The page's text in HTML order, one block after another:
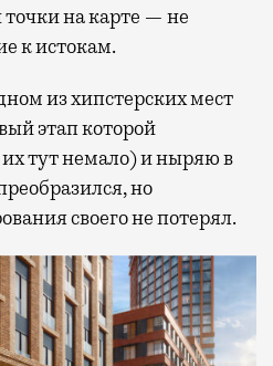
на карте — не
к истокам.
из хипстерских мест
этап которой
тут немало) и ныряю в
но
своего не потерял.